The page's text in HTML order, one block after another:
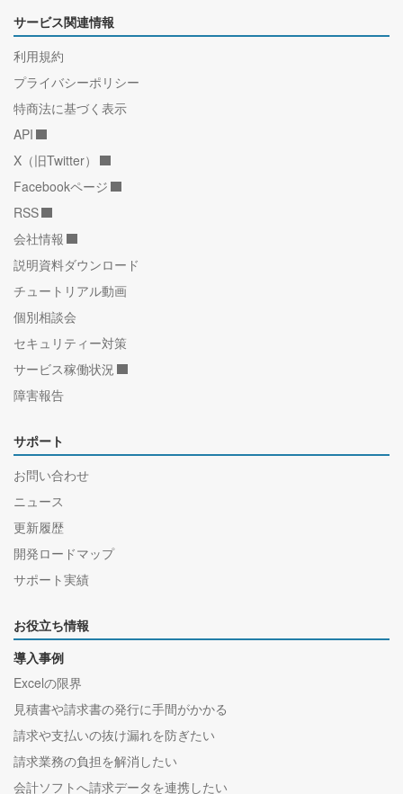
サービス関連情報
利用規約
プライバシーポリシー
特商法に基づく表示
API
X（旧Twitter）
Facebookページ
RSS
会社情報
説明資料ダウンロード
チュートリアル動画
個別相談会
セキュリティー対策
サービス稼働状況
障害報告
サポート
お問い合わせ
ニュース
更新履歴
開発ロードマップ
サポート実績
お役立ち情報
導入事例
Excelの限界
見積書や請求書の発行に手間がかかる
請求や支払いの抜け漏れを防ぎたい
請求業務の負担を解消したい
会計ソフトへ請求データを連携したい